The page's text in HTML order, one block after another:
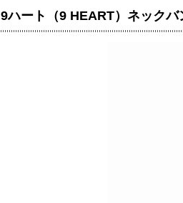
9ハート（9 HEART）ネックバ